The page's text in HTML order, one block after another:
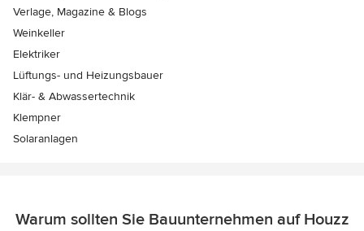
Verlage, Magazine & Blogs
Weinkeller
Elektriker
Lüftungs- und Heizungsbauer
Klär- & Abwassertechnik
Klempner
Solaranlagen
Warum sollten Sie Bauunternehmen auf Houzz